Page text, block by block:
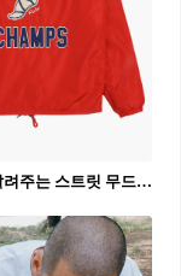
요한형님이 알려주는 스트릿 무드🏁🔥 스트릿웨어부터 빈티지, 클래식까지 조합해서 스타일을 완성하는 변요한. 감각적인 믹스매치가 포인트. • 아이템 리스트 - 슈프림 x 벤슨레더스 자켓 그린(Supreme x Vanson Leathers Jacket Green) - 슈프림 베리타스 바시티 자켓 블랙(Supreme Veritas Varsity Jacket Black) - 에메 레온 도르 레이싱 자켓 옐로우(Aimé leon dore Racing Jacket Yellow) - 키스 x 뉴에라 뉴욕 양키스(Kith x New Era New York Yankees) - 폴로 코치 자켓 RL 2000 레드(Polo Ralph Lauren Coach Jacket RL 2000 Red) 오늘 뭐 입을지 고민되면 요한형님 스타일링 참고🕶️